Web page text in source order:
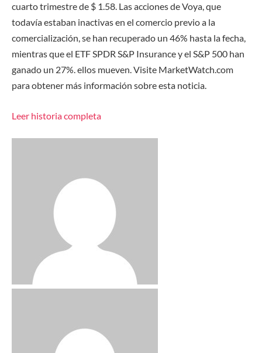
cuarto trimestre de $ 1.58. Las acciones de Voya, que
todavía estaban inactivas en el comercio previo a la
comercialización, se han recuperado un 46% hasta la fecha,
mientras que el ETF SPDR S&P Insurance y el S&P 500 han
ganado un 27%. ellos mueven. Visite MarketWatch.com
para obtener más información sobre esta noticia.
Leer historia completa